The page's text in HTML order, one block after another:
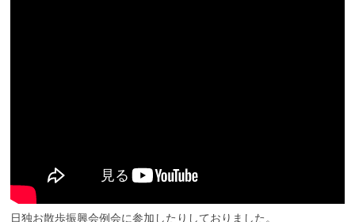
日独お散歩振興会例会に参加したりしておりました。